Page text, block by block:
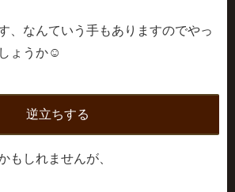
、なんていう手もありますのでやっ
ょうか☺
逆立ちする
もしれませんが、